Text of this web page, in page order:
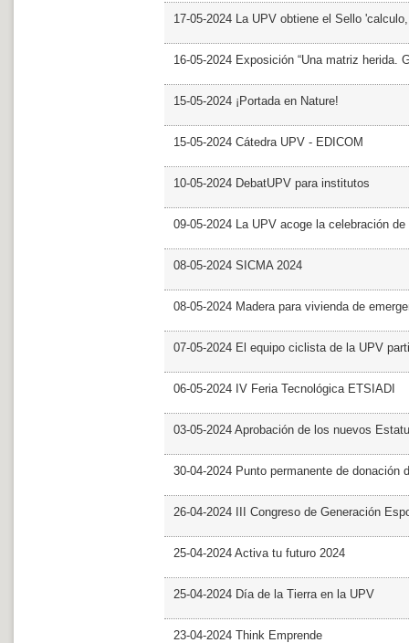
17-05-2024 La UPV obtiene el Sello
16-05-2024 Exposición “Una matriz herida.
15-05-2024 ¡Portada en Nature!
15-05-2024 Cátedra UPV - EDICOM
10-05-2024 DebatUPV para institutos
09-05-2024 La UPV acoge la celebración
08-05-2024 SICMA 2024
08-05-2024 Madera para vivienda de
07-05-2024 El equipo ciclista de la UPV
06-05-2024 IV Feria Tecnológica ETSIADI
03-05-2024 Aprobación de los nuevos
30-04-2024 Punto permanente de donación
26-04-2024 III Congreso de Generación
25-04-2024 Activa tu futuro 2024
25-04-2024 Día de la Tierra en la UPV
23-04-2024 Think Emprende